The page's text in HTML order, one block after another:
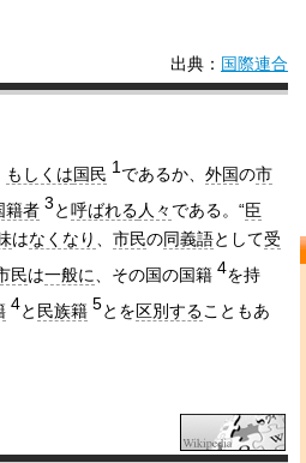
出典： 国際連合
もしくは国民 1であるか、 外国の市
籍者 3と呼ばれる 人々 である。“臣
はなくなり 市民の同義語として受
民は一般に 、その国の国籍 4を持
4と 民族籍 5とを区別することもあ